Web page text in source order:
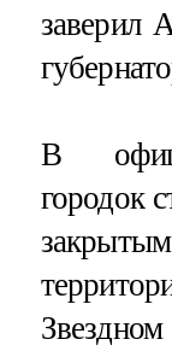
заверил
В
городок